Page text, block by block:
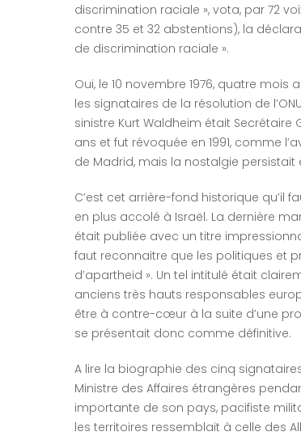
discrimination raciale », vota, par 72
contre 35 et 32 abstentions), la
de discrimination raciale ».
Oui, le 10 novembre 1976, quatre
les signataires de la résolution de
sinistre Kurt Waldheim était Secrétaire
ans et fut révoquée en 1991, comme
de Madrid, mais la nostalgie persistait
C’est cet arrière-fond historique qu’il
en plus accolé à Israël. La dernière
était publiée avec un titre
faut reconnaitre que les politiques et
d’apartheid ». Un tel intitulé était
anciens très hauts responsables
être à contre-cœur à la suite d’une
se présentait donc comme définitive.
A lire la biographie des cinq
Ministre des Affaires étrangères
importante de son pays, pacifiste
les territoires ressemblait à celle des